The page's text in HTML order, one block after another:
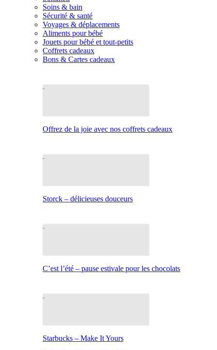
Soins & bain
Sécurité & santé
Voyages & déplacements
Aliments pour bébé
Jouets pour bébé et tout-petits
Coffrets cadeaux
Bons & Cartes cadeaux
Offrez de la joie avec nos coffrets cadeaux
Storck – délicieuses douceurs
C’est l’été – pause estivale pour les chocolats
Starbucks – Make It Yours